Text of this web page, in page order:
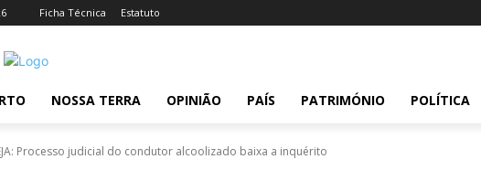
Ficha Técnica Estatuto
NOSSA TERRA OPINIÃO PAÍS PATRIMÓNIO POLÍTICA
Processo judicial do condutor alcoolizado baixa a inquérito